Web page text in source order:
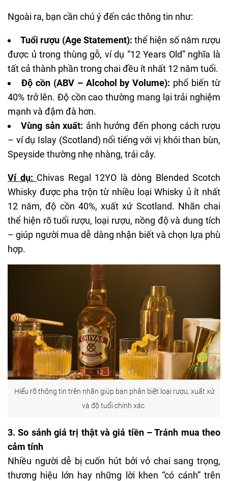
Ngoài ra, bạn cần chú ý đến các thông tin như:
Tuổi rượu (Age Statement):thể hiện số năm rượu
được ủ trong thùng gỗ, ví dụ “12 Years Old” nghĩa là
tất cả thành phần trong chai đều ít nhất 12 năm tuổi.
Độ cồn (ABV – Alcohol by Volume): phổ biến từ
40% trở lên. Độ cồn cao thường mang lại trải nghiệm
mạnh và đậm đà hơn.
Vùng sản xuất: ảnh hưởng đến phong cách rượu
– ví dụ Islay (Scotland) nổi tiếng với vị khói than bùn,
Speyside thường nhẹ nhàng, trái cây.
Ví dụ: Chivas Regal 12YO là dòng Blended Scotch
Whisky được pha trộn từ nhiều loại Whisky ủ ít nhất
12 năm, độ cồn 40%, xuất xứ Scotland. Nhãn chai
thể hiện rõ tuổi rượu, loại rượu, nồng độ và dung tích
– giúp người mua dễ dàng nhận biết và chọn lựa phù
hợp.
Hiểu rõ thông tin trên nhãn giúp bạn phân biệt loại rượu, xuất xứ
và độ tuổi chính xác.
3. So sánh giá trị thật và giá tiền – Tránh mua theo
cảm tính
Nhiều người dễ bị cuốn hút bởi vỏ chai sang trọng,
thương hiệu lớn hay những lời khen “có cánh” trên